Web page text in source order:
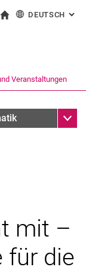
zu: Inhalt
zu: Suche
zu:
Link in einem
DEUTSCH :
Veranstaltungen
mit –
für die